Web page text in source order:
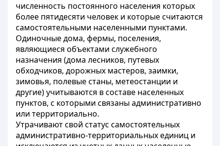
численность постоянного населения которых
более пятидесяти человек и которые считаются
самостоятельными населенными пунктами.
Одиночные дома, фермы, поселения,
являющиеся объектами служебного
назначения (дома лесников, путевых
обходчиков, дорожных мастеров, заимки,
зимовья, полевые станы, метеостанции и
другие) учитываются в составе населенных
пунктов, с которыми связаны административно
или территориально.
Утрачивают свой статус самостоятельных
административно-территориальных единиц и